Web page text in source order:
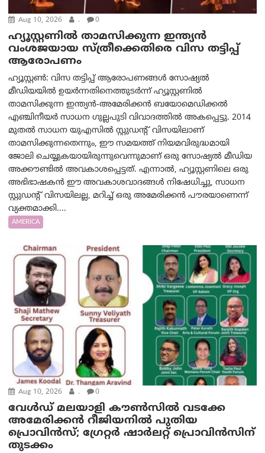
Aug 10, 2026 . 0
ഹ്യൂസ്റ്റണില്‍ താമസിക്കുന്ന ഇന്ത്യൻ
വംശജയായ സ്ത്രീക്കെതിരെ വിസ തട്ടിപ്പ്
ആരോപണം
ഹ്യൂസ്റ്റണ്‍: വിസ തട്ടിപ്പ് ആരോപണങ്ങൾ സോഷ്യൽ
മീഡിയയിൽ ഉയർന്നതിനെത്തുടർന്ന് ഹ്യൂസ്റ്റണില്‍
താമസിക്കുന്ന ഇന്ത്യൻ-അമേരിക്കൻ ബയോമെഡിക്കൽ
എഞ്ചിനീയർ സാധന ഗുല്ലപുടി വിവാദത്തിൽ അകപ്പെട്ടു. 2014
മുതൽ സാധന യുഎസിൽ സ്റ്റുഡന്റ് വിസയിലാണ്
താമസിക്കുന്നതെന്നും, ഈ സമയത്ത് നിയമവിരുദ്ധമായി
ജോലി ചെയ്യുകയായിരുന്നുവെന്നുമാണ് ഒരു സോഷ്യൽ മീഡിയ
അക്കൗണ്ടില്‍ അവകാശപ്പെട്ടത്. എന്നാല്‍, ഹ്യൂസ്റ്റണിലെ ഒരു
അഭിഭാഷകൻ ഈ അവകാശവാദങ്ങൾ നിഷേധിച്ചു, സാധന
സ്റ്റുഡന്റ് വിസയിലല്ല, മറിച്ച് ഒരു അമേരിക്കൻ പൗരയാണെന്ന്
വ്യക്തമാക്കി....
AMERICA
Aug 10, 2026 . 0
വേൾഡ് മലയാളി കൗൺസിൽ വടക്കേ
അമേരിക്കൻ റീജിയനിൽ പുതിയ
പ്രൊവിൻസ്; ഗ്രേറ്റർ ഷാർലറ്റ് പ്രൊവിൻസിന്
തുടക്കം